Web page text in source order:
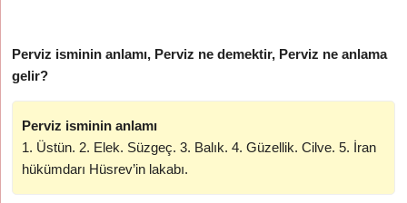
Perviz isminin anlamı, Perviz ne demektir, Perviz ne anlama
gelir?
Perviz isminin anlamı
1. Üstün. 2. Elek. Süzgeç. 3. Balık. 4. Güzellik. Cilve. 5. İran
hükümdarı Hüsrev’in lakabı.